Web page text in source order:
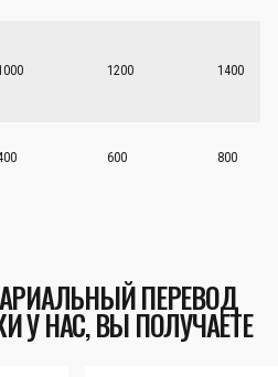
1200 1400
600 800
ПЕРЕВОД
У НАС, ВЫ ПОЛУЧАЕТЕ